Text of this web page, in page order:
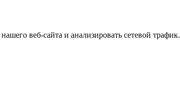
веб-сайта и анализировать сетевой трафик.